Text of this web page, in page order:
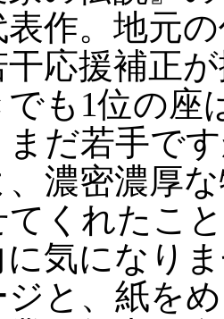
表作。地元
干応援補正
でも1位の座
まだ若手で
、濃密濃厚
てくれたこ
に気になり
ジと、紙を